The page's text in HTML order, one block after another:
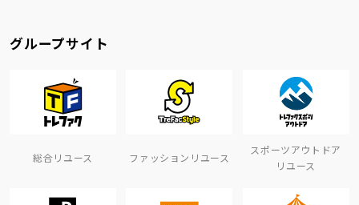
グループサイト
総合リユース ファッションリユース
スポーツアウトドア
リユース